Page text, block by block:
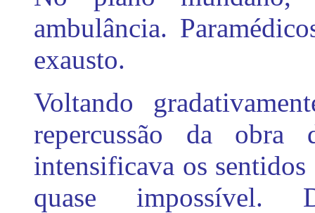
ambulância.
exausto.
Voltando
repercussão da
intensificava os sentidos
quase impossível.